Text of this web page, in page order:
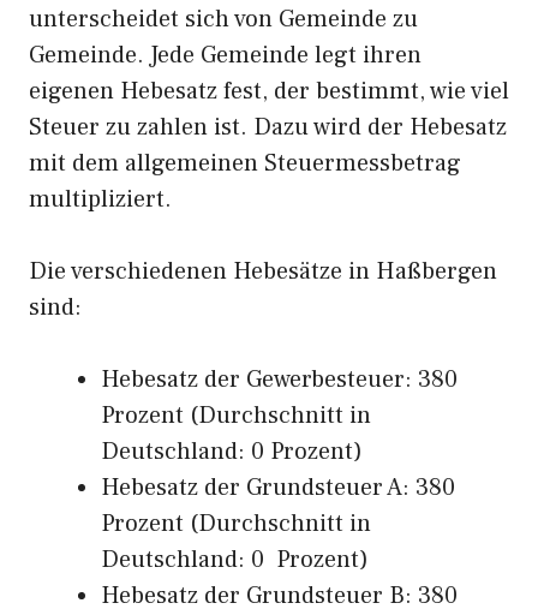
unterscheidet sich von Gemeinde zu
Gemeinde. Jede Gemeinde legt ihren
eigenen Hebesatz fest, der bestimmt, wie viel
Steuer zu zahlen ist. Dazu wird der Hebesatz
mit dem allgemeinen Steuermessbetrag
multipliziert.
Die verschiedenen Hebesätze in Haßbergen
sind:
Hebesatz der Gewerbesteuer: 380
Prozent (Durchschnitt in
Deutschland: 0 Prozent)
Hebesatz der Grundsteuer A: 380
Prozent (Durchschnitt in
Deutschland: 0 Prozent)
Hebesatz der Grundsteuer B: 380